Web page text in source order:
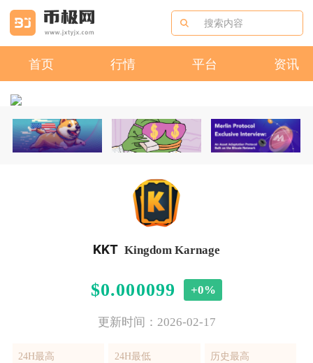
首页 行情 平台 资讯
KKT Kingdom Karnage
$0.000099 +0%
更新时间：2026-02-17
24H最高
24H最低
历史最高